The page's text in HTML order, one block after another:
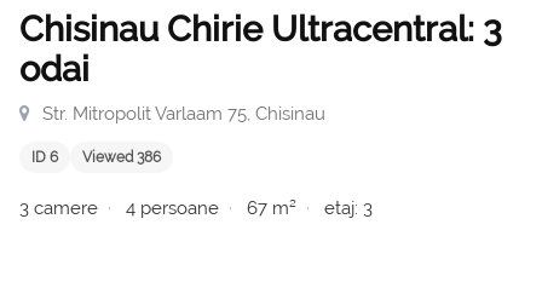
Chisinau Chirie Ultracentral: 3
odai
Str. Mitropolit Varlaam 75, Chisinau
ID 6 Viewed 386
3 camere 4 persoane 67 m² etaj: 3